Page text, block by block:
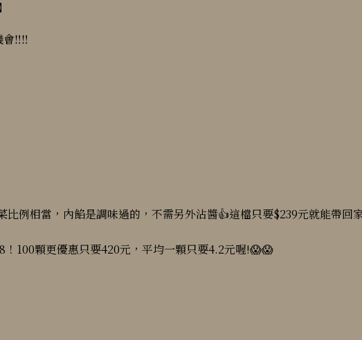
會‼️‼️
例相當，內餡是調味過的，不需另外沾醬👍這檔只要$239元就能帶回
100顆更優惠只要420元，平均一顆只要4.2元喔!😱😱